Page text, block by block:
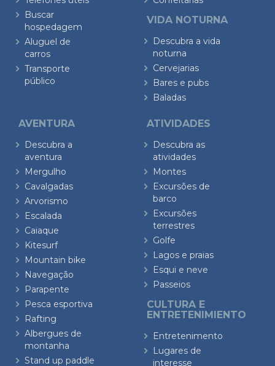
Buscar
hospedagem
Aluguel de
carros
Transporte
público
VIDA NOTURNA
Descubra a vida
noturna
Cervejarias
Bares e pubs
Baladas
AVENTURA
Descubra a
aventura
Mergulho
Cavalgadas
Arvorismo
Escalada
Caiaque
Kitesurf
Mountain bike
Navegação
Parapente
Pesca esportiva
Rafting
Albergues de
montanha
Stand up paddle
ATIVIDADES
Descubra as
atividades
Montes
Excursões de
barco
Excursões
terrestres
Golfe
Lagos e praias
Esqui e neve
Passeios
CULTURA E
ENTRETENIMIENTO
Entretenimento
Lugares de
interesse